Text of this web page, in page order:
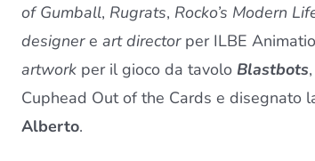
of Gumball, Rugrats, Rocko’s Modern
designere art directorper ILBE
artworkper il gioco da tavolo Blastbots
Cuphead Out of the Cards e disegnato
Alberto.